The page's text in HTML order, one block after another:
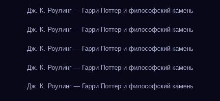
Дж. К. Роулинг — Гарри Поттер и философский камень
Дж. К. Роулинг — Гарри Поттер и философский камень
Дж. К. Роулинг — Гарри Поттер и философский камень
Дж. К. Роулинг — Гарри Поттер и философский камень
Дж. К. Роулинг — Гарри Поттер и философский камень